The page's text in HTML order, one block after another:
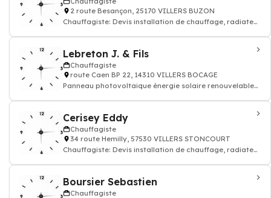
2 route Besançon, 25170 VILLERS BUZON
Chauffagiste: Devis installation de chauffage, radiateur
Lebreton J. & Fils
Chauffagiste
route Caen BP 22, 14310 VILLERS BOCAGE
Panneau photovoltaique énergie solaire renouvelable
Cerisey Eddy
Chauffagiste
34 route Hemilly, 57530 VILLERS STONCOURT
Chauffagiste: Devis installation de chauffage, radiateur
Boursier Sebastien
Chauffagiste